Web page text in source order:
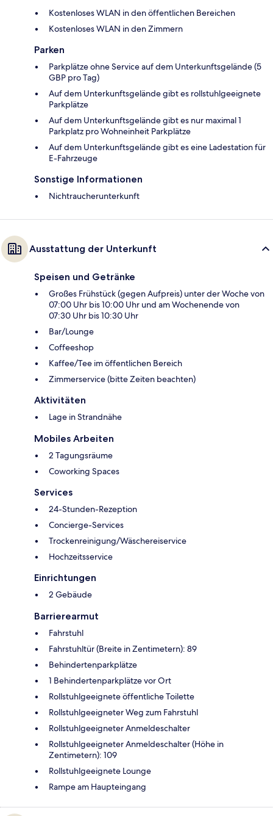
Kostenloses WLAN in den öffentlichen Bereichen
Kostenloses WLAN in den Zimmern
Parken
Parkplätze ohne Service auf dem Unterkunftsgelände (5
GBP pro Tag)
Auf dem Unterkunftsgelände gibt es rollstuhlgeeignete
Parkplätze
Auf dem Unterkunftsgelände gibt es nur maximal 1
Parkplatz pro Wohneinheit Parkplätze
Auf dem Unterkunftsgelände gibt es eine Ladestation für
E-Fahrzeuge
Sonstige Informationen
Nichtraucherunterkunft
Ausstattung der Unterkunft
Speisen und Getränke
Großes Frühstück (gegen Aufpreis) unter der Woche von
07:00 Uhr bis 10:00 Uhr und am Wochenende von
07:30 Uhr bis 10:30 Uhr
Bar/Lounge
Coffeeshop
Kaffee/Tee im öffentlichen Bereich
Zimmerservice (bitte Zeiten beachten)
Aktivitäten
Lage in Strandnähe
Mobiles Arbeiten
2 Tagungsräume
Coworking Spaces
Services
24-Stunden-Rezeption
Concierge-Services
Trockenreinigung/Wäschereiservice
Hochzeitsservice
Einrichtungen
2 Gebäude
Barrierearmut
Fahrstuhl
Fahrstuhltür (Breite in Zentimetern): 89
Behindertenparkplätze
1 Behindertenparkplätze vor Ort
Rollstuhlgeeignete öffentliche Toilette
Rollstuhlgeeigneter Weg zum Fahrstuhl
Rollstuhlgeeigneter Anmeldeschalter
Rollstuhlgeeigneter Anmeldeschalter (Höhe in
Zentimetern): 109
Rollstuhlgeeignete Lounge
Rampe am Haupteingang